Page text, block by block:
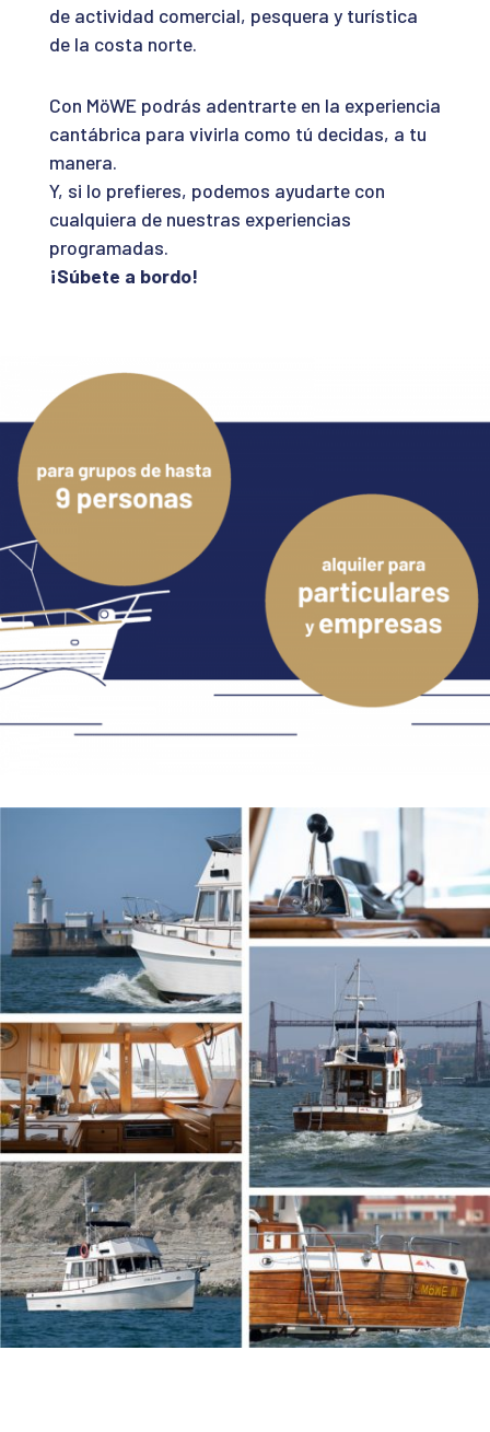
de actividad comercial, pesquera y turística
de la costa norte.
Con MöWE podrás adentrarte en la experiencia
cantábrica para vivirla como tú decidas, a tu
manera.
Y, si lo prefieres, podemos ayudarte con
cualquiera de nuestras experiencias
programadas.
¡Súbete a bordo!